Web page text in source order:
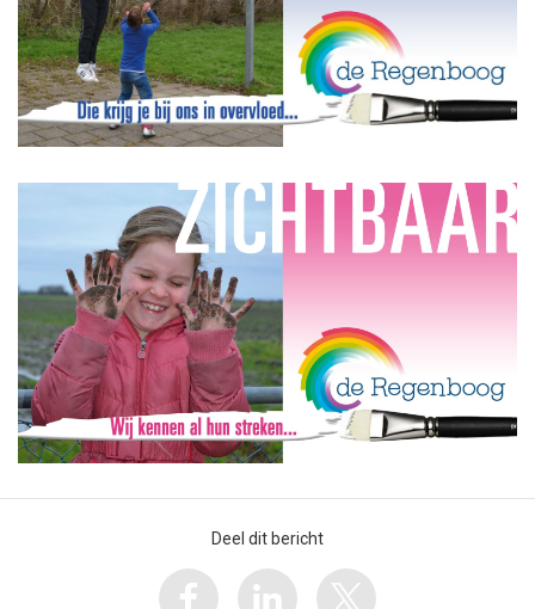
Deel dit bericht